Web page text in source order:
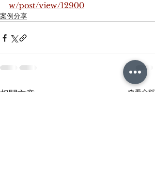
w/post/view/12900
案例分享
相關文章 查看全部